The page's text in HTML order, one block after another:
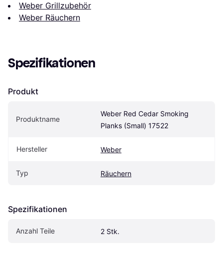
Weber Grillzubehör
Weber Räuchern
Spezifikationen
Produkt
Produktname
Weber Red Cedar Smoking
Planks (Small) 17522
Hersteller Weber
Typ Räuchern
Spezifikationen
Anzahl Teile 2 Stk.